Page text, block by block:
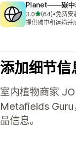
Planet——碳中
3.0星（满分 5 星
(64)
总共 64 条评论
•免费安
提供碳中和运输并
添加细节信
室内植物商家
Metafields Guru
品信息。